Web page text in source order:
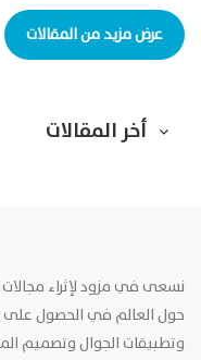
عرض مزيد من المقالات
أخر المقالات
نسعى في مزود لإثراء مجالات
حول العالم في الحصول على
وتطبيقات الجوال وتصميم